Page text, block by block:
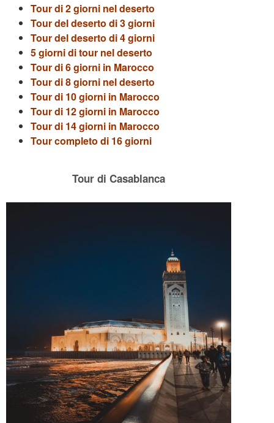
Tour di 2 giorni nel deserto
Tour del deserto di 3 giorni
Tour del deserto di 4 giorni
5 giorni di tour nel deserto
Tour di 6 giorni in Marocco
Tour di 8 giorni nel deserto
Tour di 10 giorni in Marocco
Tour di 12 giorni in Marocco
Tour di 14 giorni in Marocco
Tour completo di 16 giorni
Tour di Casablanca